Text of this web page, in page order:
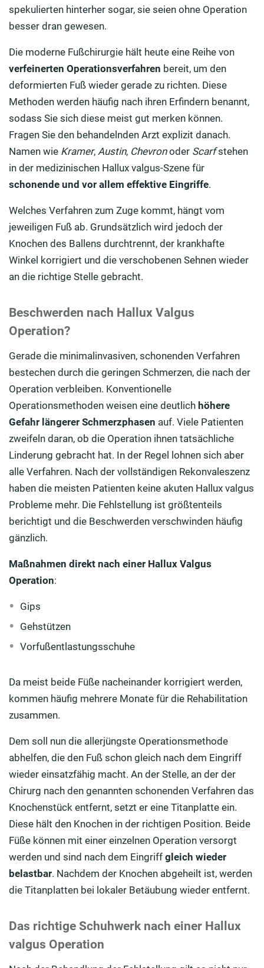
spekulierten hinterher sogar, sie seien ohne Operation
besser dran gewesen.
Die moderne Fußchirurgie hält heute eine Reihe von
verfeinerten Operationsverfahren bereit, um den
deformierten Fuß wieder gerade zu richten. Diese
Methoden werden häufig nach ihren Erfindern benannt,
sodass Sie sich diese meist gut merken können.
Fragen Sie den behandelnden Arzt explizit danach.
Namen wie Kramer, Austin, Chevronoder Scarfstehen
in der medizinischen Hallux valgus-Szene für
schonende und vor allem effektive Eingriffe.
Welches Verfahren zum Zuge kommt, hängt vom
jeweiligen Fuß ab. Grundsätzlich wird jedoch der
Knochen des Ballens durchtrennt, der krankhafte
Winkel korrigiert und die verschobenen Sehnen wieder
an die richtige Stelle gebracht.
Beschwerden nach Hallux Valgus
Operation?
Gerade die minimalinvasiven, schonenden Verfahren
bestechen durch die geringen Schmerzen, die nach der
Operation verbleiben. Konventionelle
Operationsmethoden weisen eine deutlich höhere
Gefahr längerer Schmerzphasen auf. Viele Patienten
zweifeln daran, ob die Operation ihnen tatsächliche
Linderung gebracht hat. In der Regel lohnen sich aber
alle Verfahren. Nach der vollständigen Rekonvaleszenz
haben die meisten Patienten keine akuten Hallux valgus
Probleme mehr. Die Fehlstellung ist größtenteils
berichtigt und die Beschwerden verschwinden häufig
gänzlich.
Maßnahmen direkt nach einer Hallux Valgus
Operation:
Gips
Gehstützen
Vorfußentlastungsschuhe
Da meist beide Füße nacheinander korrigiert werden,
kommen häufig mehrere Monate für die Rehabilitation
zusammen.
Dem soll nun die allerjüngste Operationsmethode
abhelfen, die den Fuß schon gleich nach dem Eingriff
wieder einsatzfähig macht. An der Stelle, an der der
Chirurg nach den genannten schonenden Verfahren das
Knochenstück entfernt, setzt er eine Titanplatte ein.
Diese hält den Knochen in der richtigen Position. Beide
Füße können mit einer einzelnen Operation versorgt
werden und sind nach dem Eingriff gleich wieder
belastbar. Nachdem der Knochen abgeheilt ist, werden
die Titanplatten bei lokaler Betäubung wieder entfernt.
Das richtige Schuhwerk nach einer Hallux
valgus Operation